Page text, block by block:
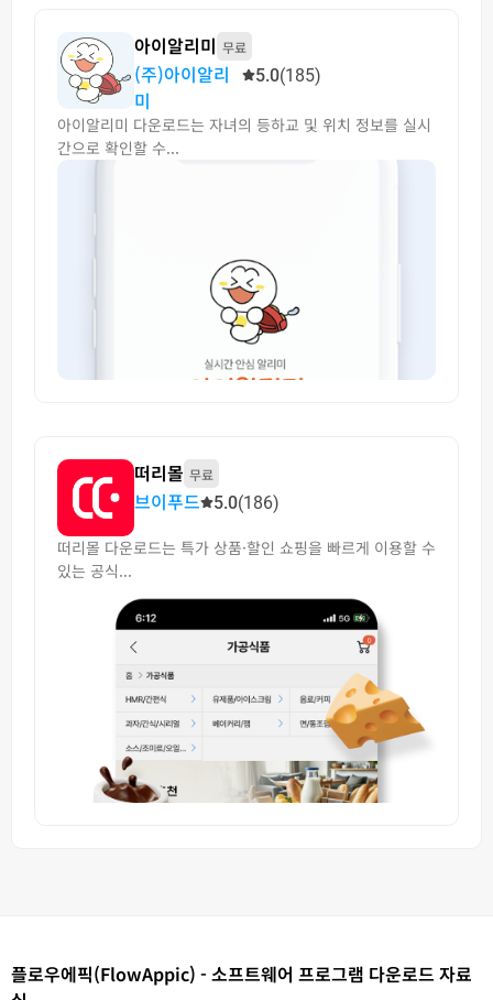
아이알리미 무료
(주)아이알리
미
5.0(185)
아이알리미 다운로드는 자녀의 등하교 및 위치 정보를 실시
간으로 확인할 수...
떠리몰 무료
브이푸드 5.0(186)
떠리몰 다운로드는 특가 상품·할인 쇼핑을 빠르게 이용할 수
있는 공식...
플로우에픽(FlowAppic) - 소프트웨어 프로그램 다운로드 자료